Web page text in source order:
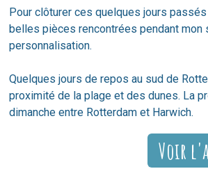
Pour clôturer ces quelques jours
belles pièces rencontrées pendant mon
personnalisation.
Quelques jours de repos au sud de
proximité de la plage et des dunes. La
dimanche entre Rotterdam et Harwich.
Voir